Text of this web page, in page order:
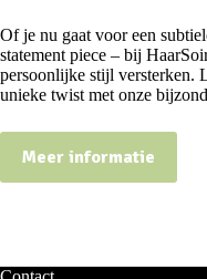
Of je nu gaat voor een
statement piece – bij
persoonlijke stijl versterken.
unieke twist met onze
Meer informatie